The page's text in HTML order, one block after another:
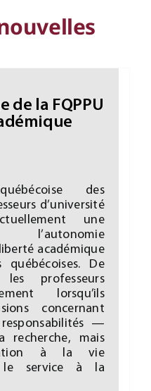
de la FQPPU
des
d’université
une
académique
québécoises. De
professeurs
lorsqu’ils
concernant
responsabilités —
recherche, mais
à la vie
le service à la